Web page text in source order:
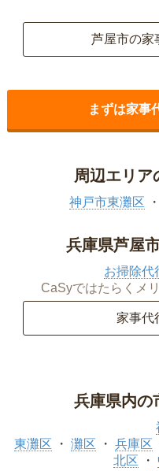
芦屋市の家
まずは家事
周辺エリア
神戸市東灘区
兵庫県芦屋
お掃除代
CaSyではたらくメ
家事代
兵庫県内の
東灘区
灘区 兵庫区
北区